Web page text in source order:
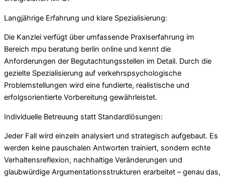
Langjährige Erfahrung und klare Spezialisierung:
Die Kanzlei verfügt über umfassende Praxiserfahrung im
Bereich mpu beratung berlin online und kennt die
Anforderungen der Begutachtungsstellen im Detail. Durch die
gezielte Spezialisierung auf verkehrspsychologische
Problemstellungen wird eine fundierte, realistische und
erfolgsorientierte Vorbereitung gewährleistet.
Individuelle Betreuung statt Standardlösungen:
Jeder Fall wird einzeln analysiert und strategisch aufgebaut. Es
werden keine pauschalen Antworten trainiert, sondern echte
Verhaltensreflexion, nachhaltige Veränderungen und
glaubwürdige Argumentationsstrukturen erarbeitet – genau das,